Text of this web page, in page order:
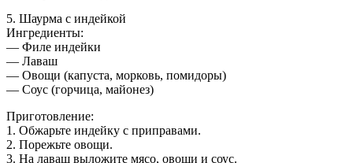
5. Шаурма с индейкой
Ингредиенты:
— Филе индейки
— Лаваш
— Овощи (капуста, морковь, помидоры)
— Соус (горчица, майонез)
Приготовление:
1. Обжарьте индейку с приправами.
2. Порежьте овощи.
3. На лаваш выложите мясо, овощи и соус.